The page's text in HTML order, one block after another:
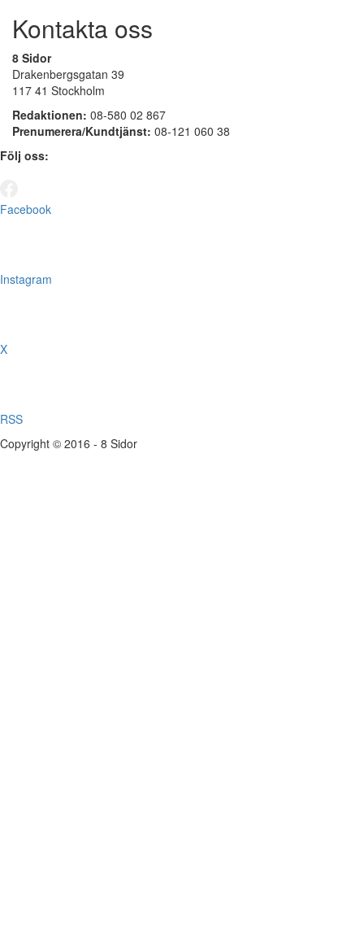
Kontakta oss
8 Sidor
Drakenbergsgatan 39
117 41 Stockholm
Redaktionen: 08-580 02 867
Prenumerera/Kundtjänst: 08-121 060 38
Följ oss:
Facebook
Instagram
X
RSS
Copyright © 2016 - 8 Sidor